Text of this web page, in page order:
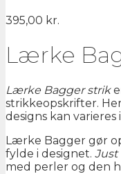
395,00 kr.
Lærke
Lærke Bagger strik
strikkeopskrifter.
designs kan
Lærke Bagger gør
fylde i designet. Just
med perler og den